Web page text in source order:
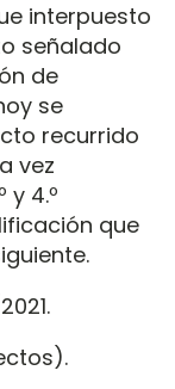
interpuesto
señalado
de
se
recurrido
vez
y 4.º
que